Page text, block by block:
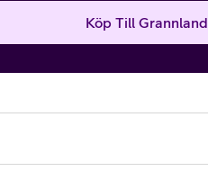
Köp Till Grannland